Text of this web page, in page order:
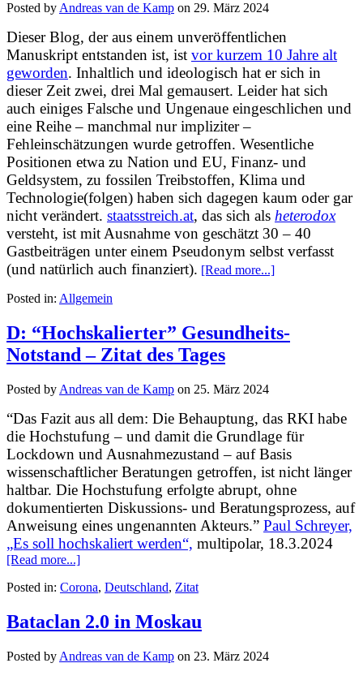
Posted byAndreas van de Kamp on 29. März 2024
Dieser Blog, der aus einem unveröffentlichen
Manuskript entstanden ist, ist vor kurzem 10 Jahre alt
geworden. Inhaltlich und ideologisch hat er sich in
dieser Zeit zwei, drei Mal gemausert. Leider hat sich
auch einiges Falsche und Ungenaue eingeschlichen und
eine Reihe – manchmal nur impliziter –
Fehleinschätzungen wurde getroffen. Wesentliche
Positionen etwa zu Nation und EU, Finanz- und
Geldsystem, zu fossilen Treibstoffen, Klima und
Technologie(folgen) haben sich dagegen kaum oder gar
nicht verändert. staatsstreich.at, das sich als heterodox
versteht, ist mit Ausnahme von geschätzt 30 – 40
Gastbeiträgen unter einem Pseudonym selbst verfasst
(und natürlich auch finanziert). [Read more...]
Posted in: Allgemein
D: “Hochskalierter” Gesundheits-
Notstand – Zitat des Tages
Posted by Andreas van de Kamp on 25. März 2024
“Das Fazit aus all dem: Die Behauptung, das RKI habe
die Hochstufung – und damit die Grundlage für
Lockdown und Ausnahmezustand – auf Basis
wissenschaftlicher Beratungen getroffen, ist nicht länger
haltbar. Die Hochstufung erfolgte abrupt, ohne
dokumentierten Diskussions- und Beratungsprozess, auf
Anweisung eines ungenannten Akteurs.” Paul Schreyer,
„Es soll hochskaliert werden“, multipolar, 18.3.2024
[Read more...]
Posted in: Corona, Deutschland, Zitat
Bataclan 2.0 in Moskau
Posted by Andreas van de Kamp on 23. März 2024